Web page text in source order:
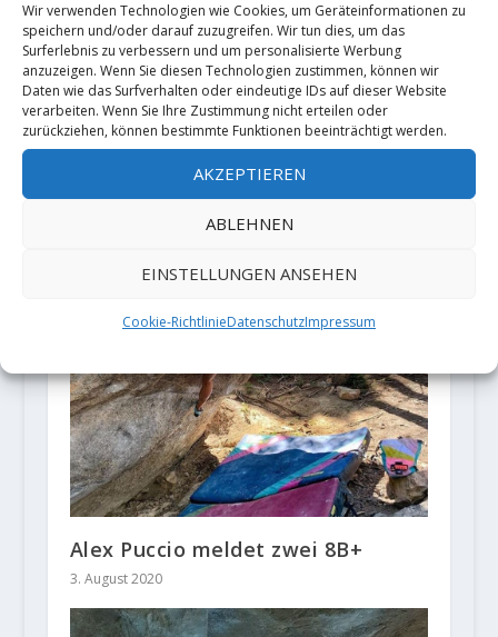
Wir verwenden Technologien wie Cookies, um Geräteinformationen zu
speichern und/oder darauf zuzugreifen. Wir tun dies, um das
Surferlebnis zu verbessern und um personalisierte Werbung
anzuzeigen. Wenn Sie diesen Technologien zustimmen, können wir
Daten wie das Surfverhalten oder eindeutige IDs auf dieser Website
verarbeiten. Wenn Sie Ihre Zustimmung nicht erteilen oder
zurückziehen, können bestimmte Funktionen beeinträchtigt werden.
AKZEPTIEREN
ABLEHNEN
EINSTELLUNGEN ANSEHEN
Cookie-RichtlinieDatenschutzImpressum
3. Begehung von "Stil vor Talent"
8C von Christof Rauch
4. November 2021
Alex Puccio meldet zwei 8B+
3. August 2020